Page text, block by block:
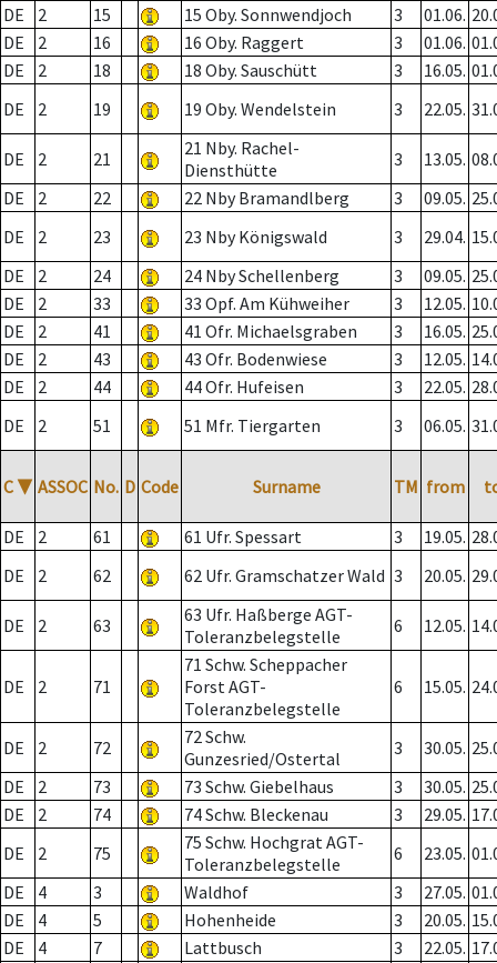
DE
2 15 15 Oby. Sonnwendjoch 3 01.06.
DE
2 16 16 Oby. Raggert 3 01.06.
DE
2 18 18 Oby. Sauschütt 3 16.05.
DE
2 19 19 Oby. Wendelstein 3 22.05.
DE 2 21
21 Nby. Rachel-
Diensthütte
3 13.05.
DE
2 22 22 Nby Bramandlberg 3 09.05.
DE
2 23 23 Nby Königswald 3 29.04.
DE
2 24 24 Nby Schellenberg 3 09.05.
DE
2 33 33 Opf. Am Kühweiher 3 12.05.
DE
2 41 41 Ofr. Michaelsgraben 3 16.05.
DE
2 43 43 Ofr. Bodenwiese 3 12.05.
DE
2 44 44 Ofr. Hufeisen 3 22.05.
DE
2 51 51 Mfr. Tiergarten 3 06.05.
C ▼ ASSOC No. D Code Surname TM from
DE 2 61 61 Ufr. Spessart 3 19.05.
DE
2 62 62 Ufr. Gramschatzer Wald 3 20.05.
DE 2 63
63 Ufr. Haßberge AGT-
Toleranzbelegstelle
6 12.05.
DE 2 71
71 Schw. Scheppacher
Forst AGT-
Toleranzbelegstelle
6 15.05.
DE 2 72
72 Schw.
Gunzesried/Ostertal
3 30.05.
DE
2 73 73 Schw. Giebelhaus 3 30.05.
DE
2 74 74 Schw. Bleckenau 3 29.05.
DE
2 75
75 Schw. Hochgrat AGT-
Toleranzbelegstelle
6 23.05.
DE
4 3 Waldhof 3 27.05.
DE
4 5 Hohenheide 3 20.05.
DE
4 7 Lattbusch 3 22.05.